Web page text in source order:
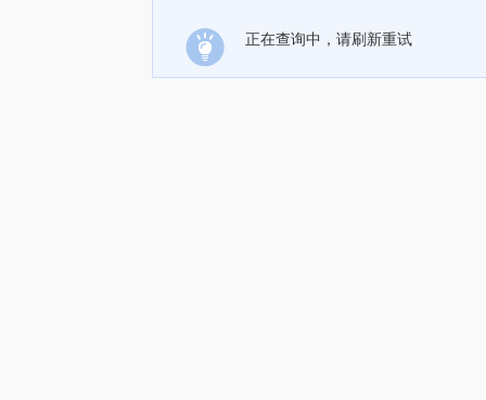
正在查询中，请刷新重试